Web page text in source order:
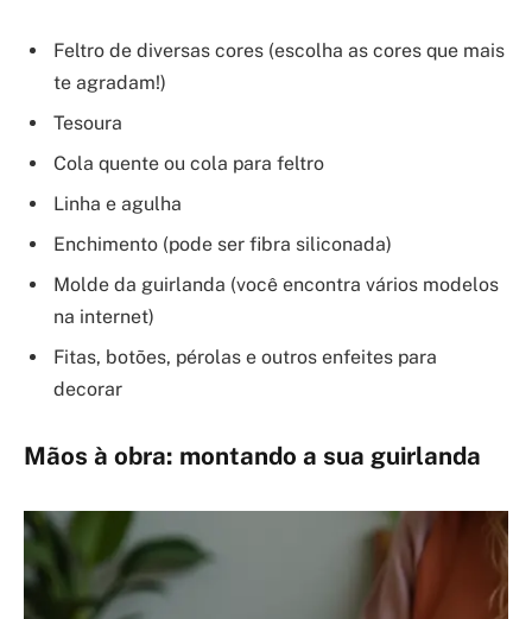
Feltro de diversas cores (escolha as cores que mais
te agradam!)
Tesoura
Cola quente ou cola para feltro
Linha e agulha
Enchimento (pode ser fibra siliconada)
Molde da guirlanda (você encontra vários modelos
na internet)
Fitas, botões, pérolas e outros enfeites para
decorar
Mãos à obra: montando a sua guirlanda